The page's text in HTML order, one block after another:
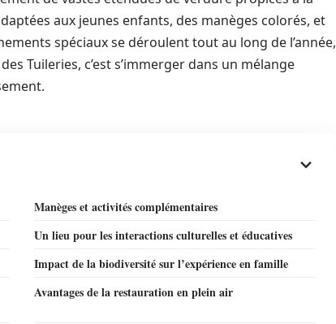
aux jeunes enfants, des manèges colorés, et
spéciaux se déroulent tout au long de l’année,
Tuileries, c’est s’immerger dans un mélange
Manèges et activités complémentaires
Un lieu pour les interactions culturelles et éducatives
Impact de la biodiversité sur l’expérience en famille
Avantages de la restauration en plein air